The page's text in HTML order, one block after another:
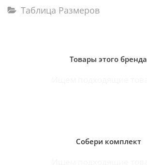
Таблица Размеров
Товары этого бренда
Собери комплект